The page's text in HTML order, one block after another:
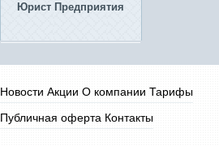
Юрист Предприятия
Новости Акции О компании Тарифы
Публичная оферта Контакты